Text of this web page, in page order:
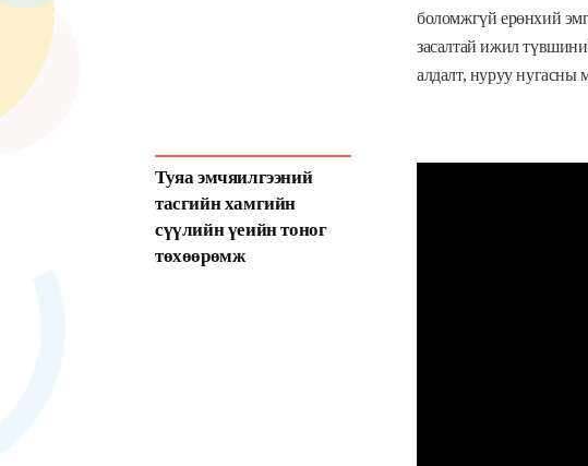
боломжгүй ерөнхий
засалтай ижил
алдалт, нуруу нугасны
Туяа эмчяилгээний
тасгийн хамгийн
сүүлийн үеийн тоног
төхөөрөмж